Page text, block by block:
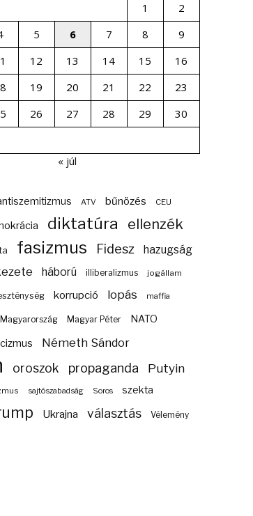
1
2
5 6 7 8
9
12 13 14 15
16
19 20 21 22
23
26 27 28 29
30
« júl
ATV bűnözés CEU
diktatúra ellenzék
fasizmus Fidesz hazugság
háború illiberalizmus jogállam
korrupció lopás maffia
Magyarország Magyar Péter NATO
Németh Sándor
oroszok propaganda Putyin
sajtószabadság Soros szekta
Ukrajna választás Vélemény